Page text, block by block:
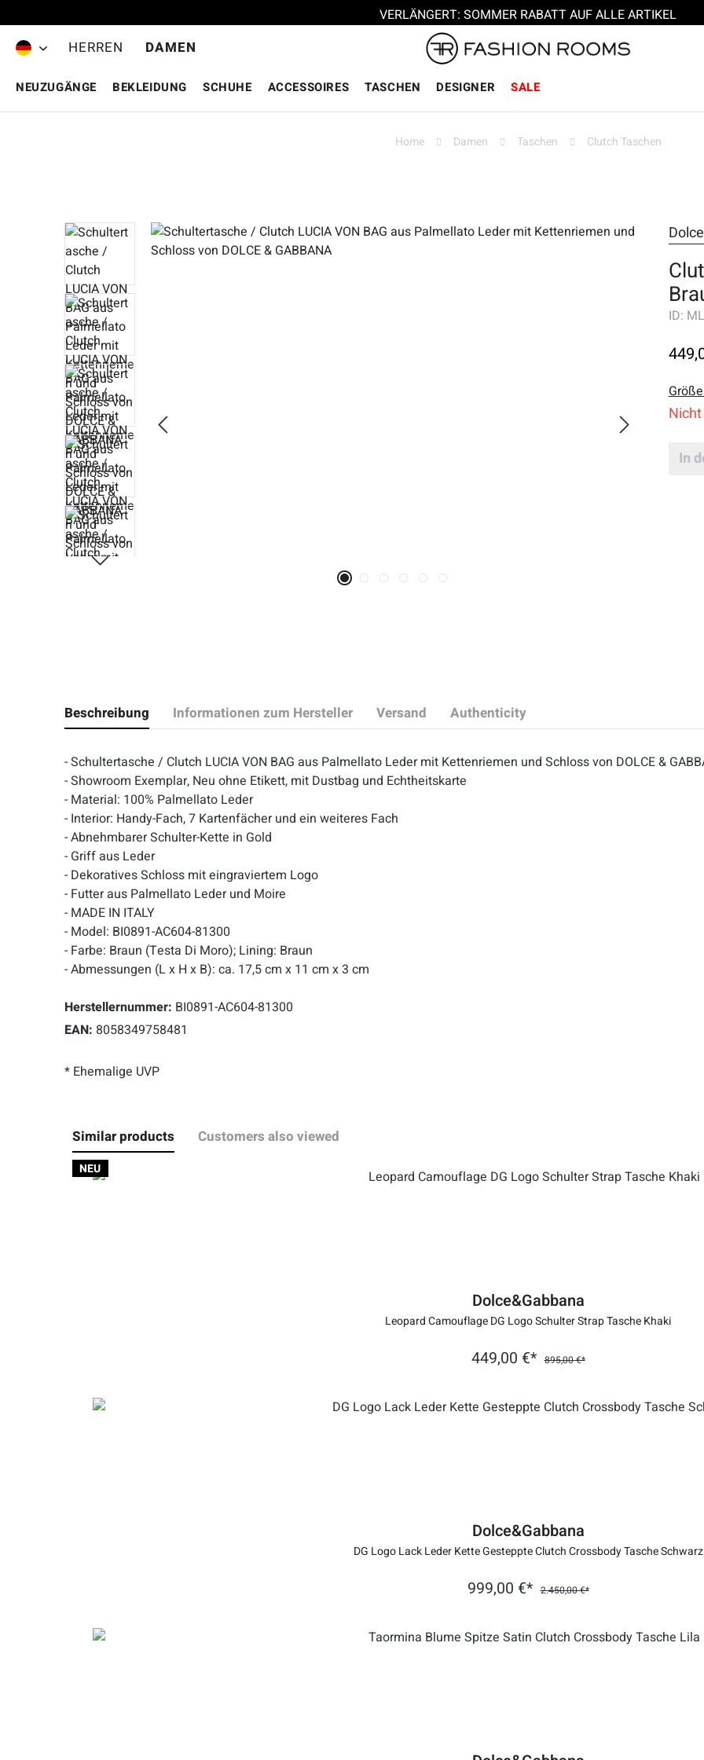
VERLÄNGERT: SOMMER RABATT AUF ALLE ARTIKEL
HERREN DAMEN
NEUZUGÄNGE BEKLEIDUNG SCHUHE ACCESSOIRES TASCHEN DESIGNER SALE
Home Damen Taschen Clutch Taschen
Bildergalerie überspringen
ID:
In
Beschreibung Informationen zum Hersteller Versand Authenticity
- Schultertasche / Clutch LUCIA VON BAG aus Palmellato Leder mit Kettenriemen und Schloss von DOLCE &
- Showroom Exemplar, Neu ohne Etikett, mit Dustbag und Echtheitskarte
- Material: 100% Palmellato Leder
- Interior: Handy-Fach, 7 Kartenfächer und ein weiteres Fach
- Abnehmbarer Schulter-Kette in Gold
- Griff aus Leder
- Dekoratives Schloss mit eingraviertem Logo
- Futter aus Palmellato Leder und Moire
- MADE IN ITALY
- Model: BI0891-AC604-81300
- Farbe: Braun (Testa Di Moro); Lining: Braun
- Abmessungen (L x H x B): ca. 17,5 cm x 11 cm x 3 cm
Herstellernummer: BI0891-AC604-81300
EAN: 8058349758481
* Ehemalige UVP
Similar products Customers also viewed
NEU
Dolce&Gabbana
Leopard Camouflage DG Logo Schulter Strap Tasche Khaki
449,00 €* 895,00 €*
Dolce&Gabbana
DG Logo Lack Leder Kette Gesteppte Clutch Crossbody Tasche Schwarz
999,00 €* 2.450,00 €*